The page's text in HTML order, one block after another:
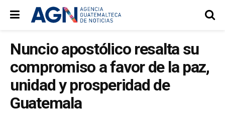
Nuncio apostólico resalta su
compromiso a favor de la paz,
unidad y prosperidad de
Guatemala